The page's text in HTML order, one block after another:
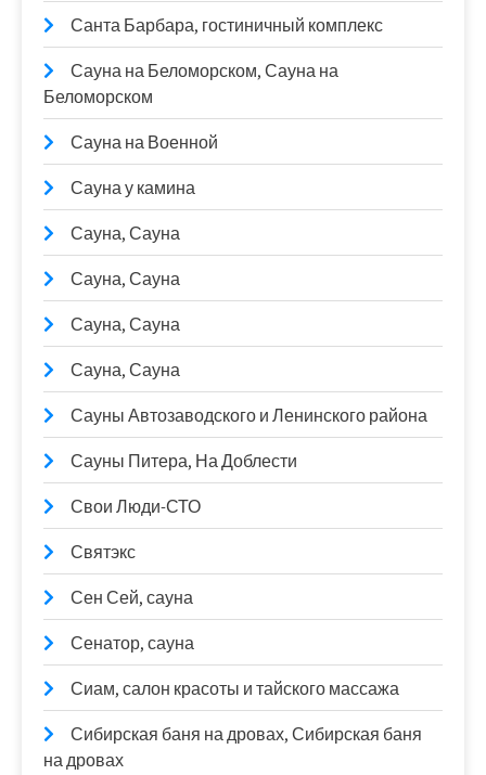
Санта Барбара, гостиничный комплекс
Сауна на Беломорском, Сауна на
Беломорском
Сауна на Военной
Сауна у камина
Сауна, Сауна
Сауна, Сауна
Сауна, Сауна
Сауна, Сауна
Сауны Автозаводского и Ленинского района
Сауны Питера, На Доблести
Свои Люди-СТО
Святэкс
Сен Сей, сауна
Сенатор, сауна
Сиам, салон красоты и тайского массажа
Сибирская баня на дровах, Сибирская баня
на дровах